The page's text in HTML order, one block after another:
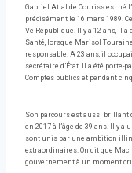
Gabriel Attal de Couriss est né
précisément le 16 mars 1989.
Ve République. Il y a 12 ans, il
Santé, lorsque Marisol
responsable. A 23 ans, il
secrétaire d’État. Il a été
Comptes publics et pendant
Son parcours est aussi brillant
en 2017 à l’âge de 39 ans. Il y
sont unis par une ambition
extraordinaires. On dit que
gouvernement à un moment